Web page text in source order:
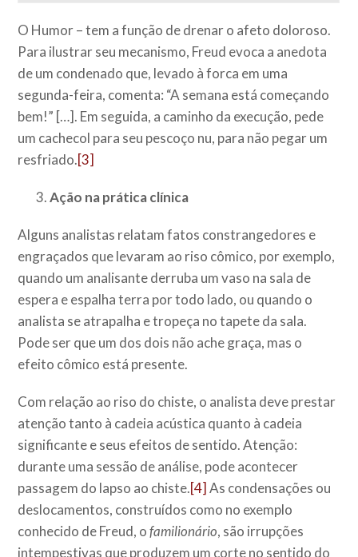
O Humor – tem a função de drenar o afeto doloroso.
Para ilustrar seu mecanismo, Freud evoca a anedota
de um condenado que, levado à forca em uma
segunda-feira, comenta: “A semana está começando
bem!” […]. Em seguida, a caminho da execução, pede
um cachecol para seu pescoço nu, para não pegar um
resfriado.[3]
Ação na prática clínica
Alguns analistas relatam fatos constrangedores e
engraçados que levaram ao riso cômico, por exemplo,
quando um analisante derruba um vaso na sala de
espera e espalha terra por todo lado, ou quando o
analista se atrapalha e tropeça no tapete da sala.
Pode ser que um dos dois não ache graça, mas o
efeito cômico está presente.
Com relação ao riso do chiste, o analista deve prestar
atenção tanto à cadeia acústica quanto à cadeia
significante e seus efeitos de sentido. Atenção:
durante uma sessão de análise, pode acontecer
passagem do lapso ao chiste.[4] As condensações ou
deslocamentos, construídos como no exemplo
conhecido de Freud, ofamilionário, são irrupções
intempestivas que produzem um corte no sentido do